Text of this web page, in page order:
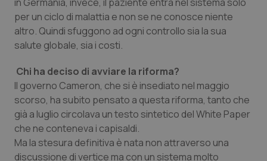
Veneto
Oncoematologia
Psoriasi & pelle
Quotidiano Cardiologia
Quotidiano Chirurgia
per un ciclo di malattia e non se ne conosce niente
altro. Quindi sfuggono ad ogni controllo sia la sua
salute globale, sia i costi.
Chi ha deciso di avviare la riforma?
Il governo Cameron, che si è insediato nel maggio
scorso, ha subito pensato a questa riforma, tanto che
già a luglio circolava un testo sintetico del White Paper
che ne conteneva i capisaldi.
Ma la stesura definitiva è nata non attraverso una
discussione di vertice ma con un sistema molto